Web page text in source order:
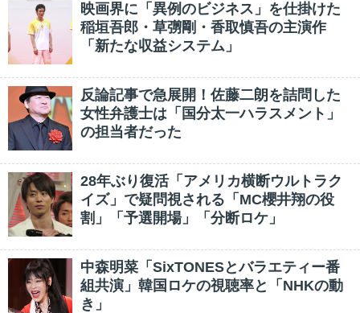
映画界に「異例のビジネス」を仕掛けた
稲垣吾郎・草彅剛・香取慎吾の主演作
「新たな収益システム」
反論記事で急展開！佐藤二朗を詰問した
女性弁護士は「国分太一ハラスメント」
の担当者だった
28年ぶり復活「アメリカ横断ウルトラク
イズ」で疑問視される「MC櫻井翔の役
割」「予選開場」「分断ロケ」
中森明菜「SixTONESとバラエティー番
組共演」韓国ロケの視聴率と「NHKの動
き」